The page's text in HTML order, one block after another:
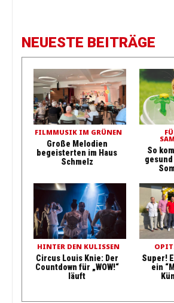
NEUESTE BEITRÄGE
FILMMUSIK IM GRÜNEN
Große Melodien
begeisterten im Haus
Schmelz
So
HINTER DEN KULISSEN
Circus Louis Knie: Der
Countdown für „WOW!“
läuft
Super!
ein